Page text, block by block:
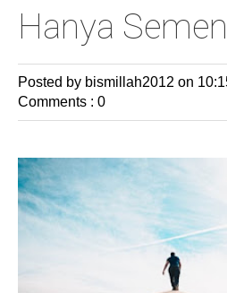
Hanya
Posted by bismillah2012 on
Comments : 0